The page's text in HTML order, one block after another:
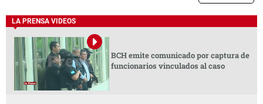
LA PRENSA VIDEOS
BCH emite comunicado por captura de
funcionarios vinculados al caso